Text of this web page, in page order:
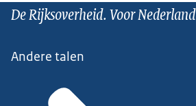
De Rijksoverheid. Voor Nederland
Andere talen